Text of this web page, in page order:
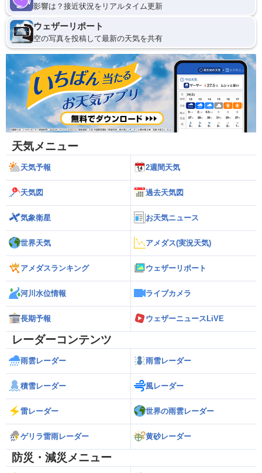
影響は？接近状況をリアルタイム更新
ウェザーリポート
空の写真を投稿して最新の天気を共有
天気メニュー
天気予報 2週間天気
天気図 過去天気図
気象衛星 お天気ニュース
世界天気 アメダス(実況天気)
アメダスランキング ウェザーリポート
河川水位情報 ライブカメラ
長期予報 ウェザーニュースLiVE
レーダーコンテンツ
雨雲レーダー 雨雪レーダー
積雪レーダー 風レーダー
雷レーダー 世界の雨雲レーダー
ゲリラ雷雨レーダー 黄砂レーダー
防災・減災メニュー